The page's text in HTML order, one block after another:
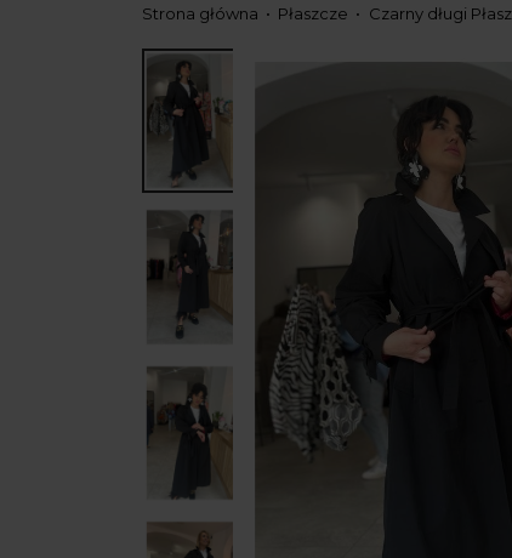
Strona główna Płaszcze Czarny długi